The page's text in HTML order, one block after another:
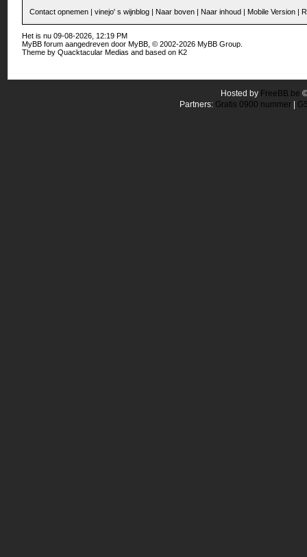
Contact opnemen |vinejo' s wijnblog | Naar boven | Naar inhoud | Mobile Version |
Het is nu 09-08-2026, 12:19 PM
MyBB forum aangedreven doorMyBB , © 2002-2026MyBB Group
Theme byQuacktacular Medias and based onK2
Hosted by FreeBB.be
Partners: Gratis 0900 nummer|